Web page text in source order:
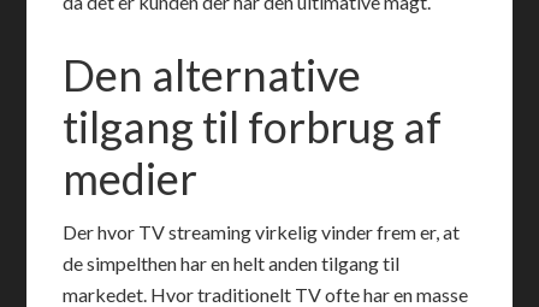
Den alternative
tilgang til forbrug af
medier
Der hvor TV streaming virkelig vinder frem er, at
de simpelthen har en helt anden tilgang til
markedet. Hvor traditionelt TV ofte har en masse